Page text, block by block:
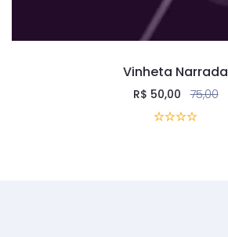
Vinheta Narrada
75,00
R$ 50,00